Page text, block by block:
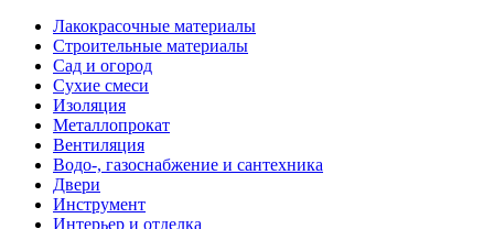
Лакокрасочные материалы
Строительные материалы
Сад и огород
Сухие смеси
Изоляция
Металлопрокат
Вентиляция
Водо-, газоснабжение и сантехника
Двери
Инструмент
Интерьер и отделка